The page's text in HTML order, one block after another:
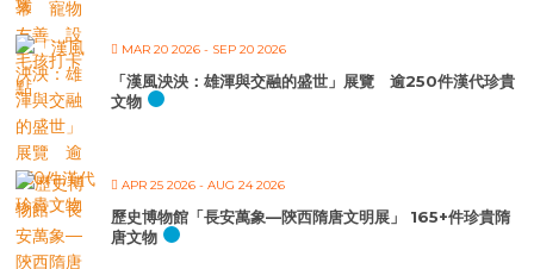
MAR 20 2026 - SEP 20 2026
「漢風泱泱：雄渾與交融的盛世」展覽 逾250件漢代珍貴
文物
APR 25 2026 - AUG 24 2026
歷史博物館「長安萬象—陝西隋唐文明展」 165+件珍貴隋
唐文物